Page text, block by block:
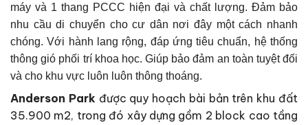
máy và 1 thang PCCC hiện đại và chất lượng. Đảm bảo
nhu cầu di chuyển cho cư dân nơi đây một cách nhanh
chóng. Với hành lang rộng, đáp ứng tiêu chuẩn, hệ thống
thông gió phối trí khoa học. Giúp bảo đảm an toàn tuyệt đối
và cho khu vực luôn luôn thông thoáng.
Anderson Park được quy hoạch bài bản trên khu đất
35.900 m2, trong đó xây dựng gồm 2 block cao tầng